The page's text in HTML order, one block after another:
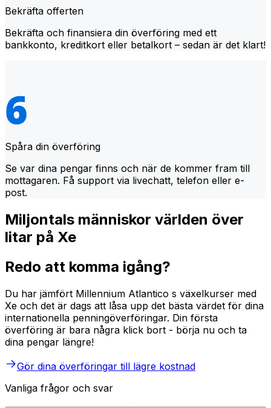
Bekräfta offerten
Bekräfta och finansiera din överföring med ett
bankkonto, kreditkort eller betalkort – sedan är det klart!
Spåra din överföring
Se var dina pengar finns och när de kommer fram till
mottagaren. Få support via livechatt, telefon eller e-
post.
Miljontals människor världen över
litar på Xe
Redo att komma igång?
Du har jämfört Millennium Atlantico s växelkurser med
Xe och det är dags att låsa upp det bästa värdet för dina
internationella penningöverföringar. Din första
överföring är bara några klick bort - börja nu och ta
dina pengar längre!
Gör dina överföringar till lägre kostnad
Vanliga frågor och svar